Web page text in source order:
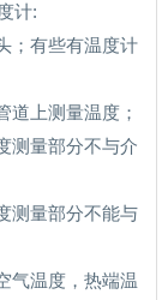
计:
；有些有温度计
道上测量温度；
测量部分不与介
测量部分不能与
气温度，热端温